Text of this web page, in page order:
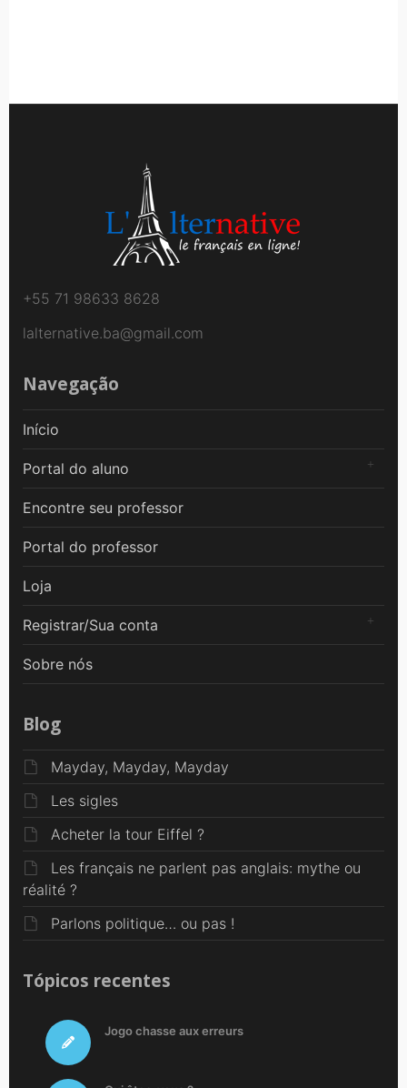
+55 71 98633 8628
lalternative.ba@gmail.com
Navegação
Início
Portal do aluno
Encontre seu professor
Portal do professor
Loja
Registrar/Sua conta
Sobre nós
Blog
Mayday, Mayday, Mayday
Les sigles
Acheter la tour Eiffel ?
Les français ne parlent pas anglais: mythe ou
réalité ?
Parlons politique… ou pas !
Tópicos recentes
Jogo chasse aux erreurs